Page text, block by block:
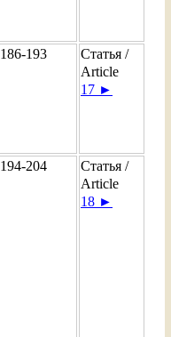
186-193
Статья /
Article
17 ►
194-204
Статья /
Article
18 ►